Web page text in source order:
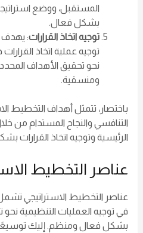
المستقبل، ووضع
بشكل فعال.
توجيه اتخاذ القرارات: يهدف
توجيه عملية اتخاذ
نحو تحقيق الأهداف
ومنسقية.
باختصار، تتمثل أهداف التخطيط
التنافسي والنجاح المستدام من
الرئيسية وتوجيه اتخاذ القرارات
عناصر التخطيط
عناصر التخطيط الاستراتيجي
في توجيه العمليات التنظيمية
بشكل فعال ومنظم. إليك